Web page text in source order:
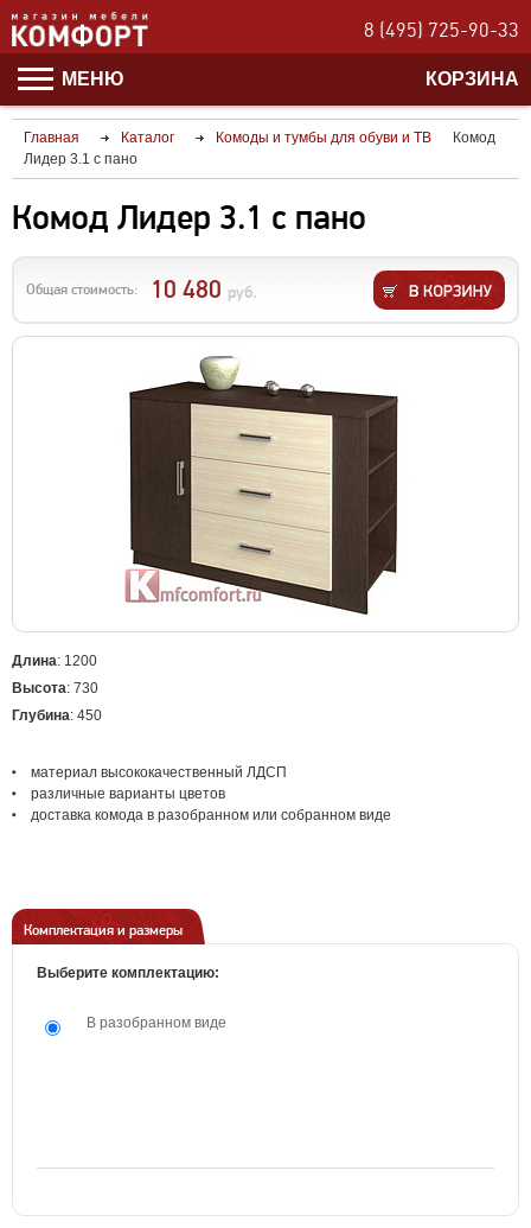
8 (495) 725-90-33
МЕНЮ КОРЗИНА
Главная Каталог Комоды и тумбы для обуви и ТВ
Комод
Лидер 3.1 с пано
Комод Лидер 3.1 с пано
Общая стоимость: 10 480 руб.
Длина: 1200
Высота: 730
Глубина: 450
материал высококачественный ЛДСП
различные варианты цветов
доставка комода в разобранном или собранном виде
Комплектация и размеры
Выберите комплектацию:
В разобранном виде